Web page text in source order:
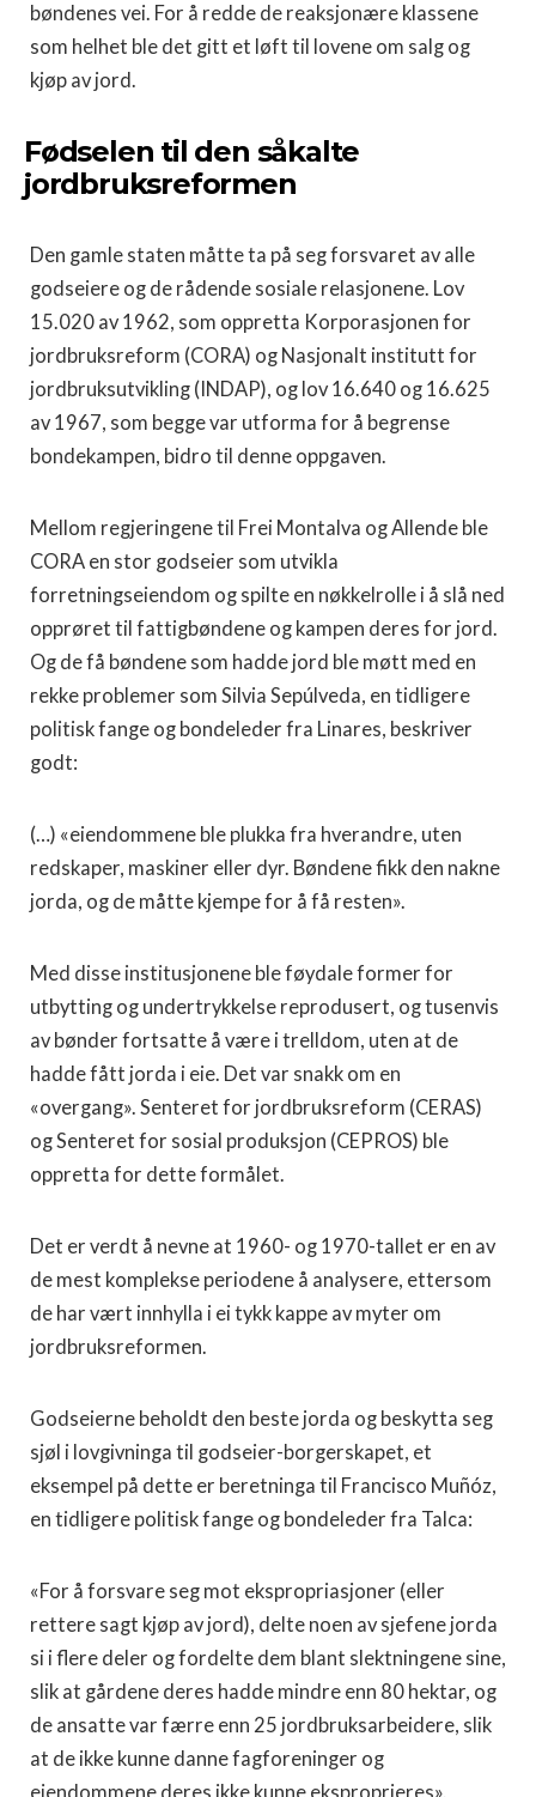
bøndenes vei. For å redde de reaksjonære klassene
som helhet ble det gitt et løft til lovene om salg og
kjøp av jord.
Fødselen til den såkalte
jordbruksreformen
Den gamle staten måtte ta på seg forsvaret av alle
godseiere og de rådende sosiale relasjonene. Lov
15.020 av 1962, som oppretta Korporasjonen for
jordbruksreform (CORA) og Nasjonalt institutt for
jordbruksutvikling (INDAP), og lov 16.640 og 16.625
av 1967, som begge var utforma for å begrense
bondekampen, bidro til denne oppgaven.
Mellom regjeringene til Frei Montalva og Allende ble
CORA en stor godseier som utvikla
forretningseiendom og spilte en nøkkelrolle i å slå ned
opprøret til fattigbøndene og kampen deres for jord.
Og de få bøndene som hadde jord ble møtt med en
rekke problemer som Silvia Sepúlveda, en tidligere
politisk fange og bondeleder fra Linares, beskriver
godt:
(…) «eiendommene ble plukka fra hverandre, uten
redskaper, maskiner eller dyr. Bøndene fikk den nakne
jorda, og de måtte kjempe for å få resten».
Med disse institusjonene ble føydale former for
utbytting og undertrykkelse reprodusert, og tusenvis
av bønder fortsatte å være i trelldom, uten at de
hadde fått jorda i eie. Det var snakk om en
«overgang». Senteret for jordbruksreform (CERAS)
og Senteret for sosial produksjon (CEPROS) ble
oppretta for dette formålet.
Det er verdt å nevne at 1960- og 1970-tallet er en av
de mest komplekse periodene å analysere, ettersom
de har vært innhylla i ei tykk kappe av myter om
jordbruksreformen.
Godseierne beholdt den beste jorda og beskytta seg
sjøl i lovgivninga til godseier-borgerskapet, et
eksempel på dette er beretninga til Francisco Muñóz,
en tidligere politisk fange og bondeleder fra Talca:
«For å forsvare seg mot ekspropriasjoner (eller
rettere sagt kjøp av jord), delte noen av sjefene jorda
si i flere deler og fordelte dem blant slektningene sine,
slik at gårdene deres hadde mindre enn 80 hektar, og
de ansatte var færre enn 25 jordbruksarbeidere, slik
at de ikke kunne danne fagforeninger og
eiendommene deres ikke kunne eksproprieres».